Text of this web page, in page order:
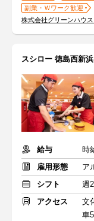
副業・Ｗワーク歓迎
株式会社グリーンハウ
スシロー 徳島西新
給与
時
雇用形態
ア
シフト
週
アクセス
文
車